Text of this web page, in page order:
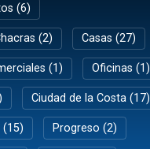
(6)
(2) Casas (27)
(1) Oficinas (1)
Ciudad de la Costa (17)
(15) Progreso (2)